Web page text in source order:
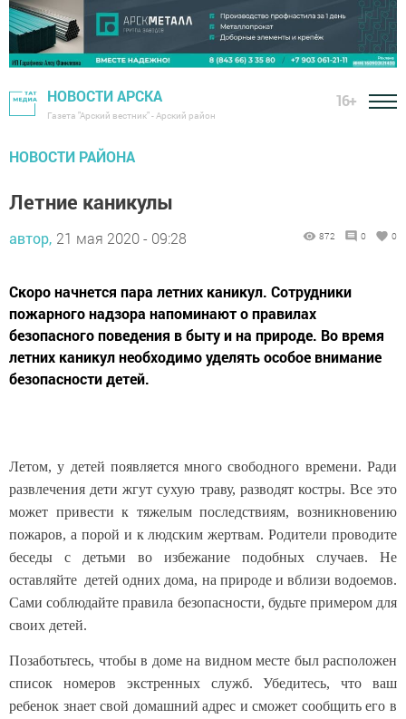
НОВОСТИ АРСКА
Газета "Арский вестник" - Арский район
16+
НОВОСТИ РАЙОНА
Летние каникулы
автор, 21 мая 2020 - 09:28 872 0 0
Скоро начнется пара летних каникул. Сотрудники
пожарного надзора напоминают о правилах
безопасного поведения в быту и на природе. Во время
летних каникул необходимо уделять особое внимание
безопасности детей.
Летом, у детей появляется много свободного времени. Ради
развлечения дети жгут сухую траву, разводят костры. Все это
может привести к тяжелым последствиям, возникновению
пожаров, а порой и к людским жертвам. Родители проводите
беседы с детьми во избежание подобных случаев. Не
оставляйте детей одних дома, на природе и вблизи водоемов.
Сами соблюдайте правила безопасности, будьте примером для
своих детей.
Позаботьтесь, чтобы в доме на видном месте был расположен
список номеров экстренных служб. Убедитесь, что ваш
ребенок знает свой домашний адрес и сможет сообщить его в